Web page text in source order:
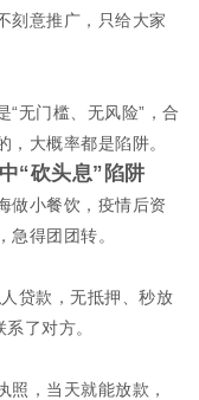
刻意推广，只给大家
“无门槛、无风险”，合
大概率都是陷阱。
“砍头息”陷阱
做小餐饮，疫情后资
急得团团转。
贷款，无抵押、秒放
了对方。
照，当天就能放款，